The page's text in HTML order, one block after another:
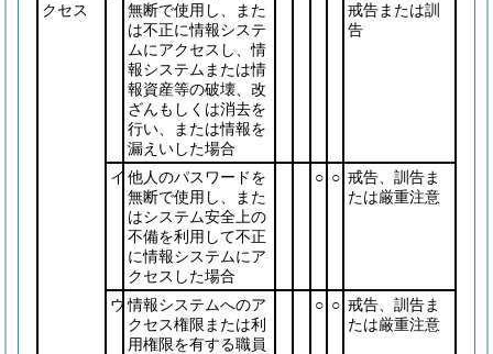
クセス
無断で使用し、また
は不正に情報システ
ムにアクセスし、情
報システムまたは情
報資産等の破壊、改
ざんもしくは消去を
行い、または情報を
漏えいした場合
戒告または訓
告
イ 他人のパスワードを
無断で使用し、また
はシステム安全上の
不備を利用して不正
に情報システムにア
クセスした場合
○ ○ 戒告、訓告ま
たは厳重注意
ウ 情報システムへのア
クセス権限または利
用権限を有する職員
○ ○ 戒告、訓告ま
たは厳重注意